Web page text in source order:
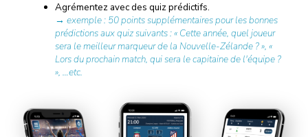
Agrémentez avec des quiz prédictifs.
→ exemple : 50 points supplémentaires pour les bonnes
prédictions aux quiz suivants : « Cette année, quel joueur
sera le meilleur marqueur de la Nouvelle-Zélande ? », «
Lors du prochain match, qui sera le capitaine de l'équipe ?
», …etc.